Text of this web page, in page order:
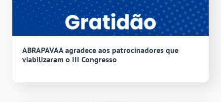
ABRAPAVAA agradece aos patrocinadores que
viabilizaram o III Congresso